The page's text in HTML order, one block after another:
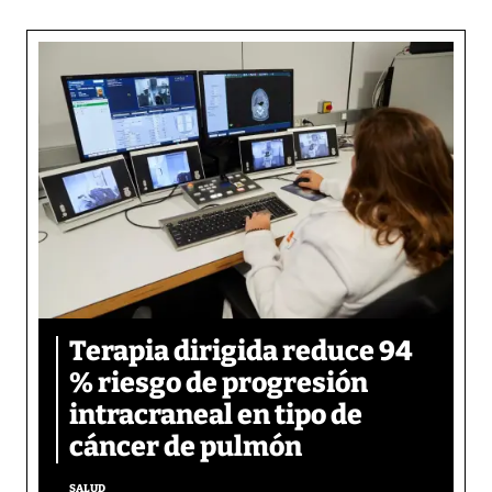
Terapia dirigida reduce 94
% riesgo de progresión
intracraneal en tipo de
cáncer de pulmón
SALUD